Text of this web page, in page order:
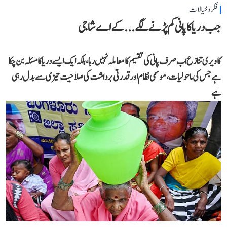
فکر و خیالات
جب دریا کا پانی کم پڑنے لگے...کے اے شاجی
کاویری تنازع اب صرف پانی کی تقسیم کا معاملہ نہیں رہا، بلکہ ایک ایسے دریا کا مسئلہ بن چکا
ہے جس کی ماحولیات، موسمی نظام اور قدرتی برداشت کی صلاحیت تیزی سے بدل رہی
ہے